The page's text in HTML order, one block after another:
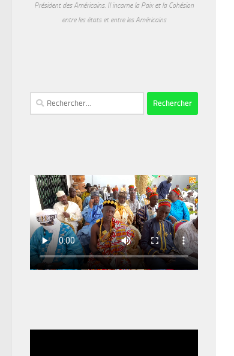
Président des Américains. Il incarne la Paix et la Cohésion
entre les états et entre les Américains
Rechercher :